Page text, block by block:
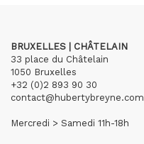
BRUXELLES | CHÂTELAIN
33 place du Châtelain
1050 Bruxelles
+32 (0)2 893 90 30
contact@hubertybreyne.com
Mercredi > Samedi 11h-18h